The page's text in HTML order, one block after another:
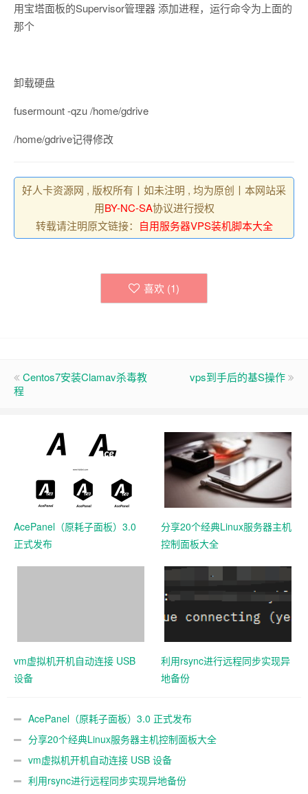
用宝塔面板的Supervisor管理器 添加进程，运行命令为上面的
那个
卸载硬盘
fusermount -qzu /home/gdrive
/home/gdrive记得修改
好人卡资源网 , 版权所有丨如未注明 , 均为原创丨本网站采
用BY-NC-SA协议进行授权
转载请注明原文链接： 自用服务器VPS装机脚本大全
喜欢 (1)
Centos7安装Clamav杀毒教
程
vps到手后的基S操作
AcePanel（原耗子面板）3.0
正式发布
分享20个经典Linux服务器主机
控制面板大全
vm虚拟机开机自动连接 USB
设备
利用rsync进行远程同步实现异
地备份
AcePanel（原耗子面板）3.0 正式发布
分享20个经典Linux服务器主机控制面板大全
vm虚拟机开机自动连接 USB 设备
利用rsync进行远程同步实现异地备份